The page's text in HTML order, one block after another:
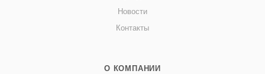
Новости
Контакты
О КОМПАНИИ